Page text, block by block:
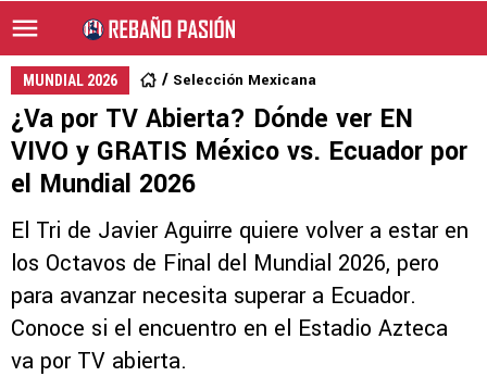
MUNDIAL 2026 Selección Mexicana
¿Va por TV Abierta? Dónde ver EN
VIVO y GRATIS México vs. Ecuador por
el Mundial 2026
El Tri de Javier Aguirre quiere volver a estar en
los Octavos de Final del Mundial 2026, pero
para avanzar necesita superar a Ecuador.
Conoce si el encuentro en el Estadio Azteca
va por TV abierta.